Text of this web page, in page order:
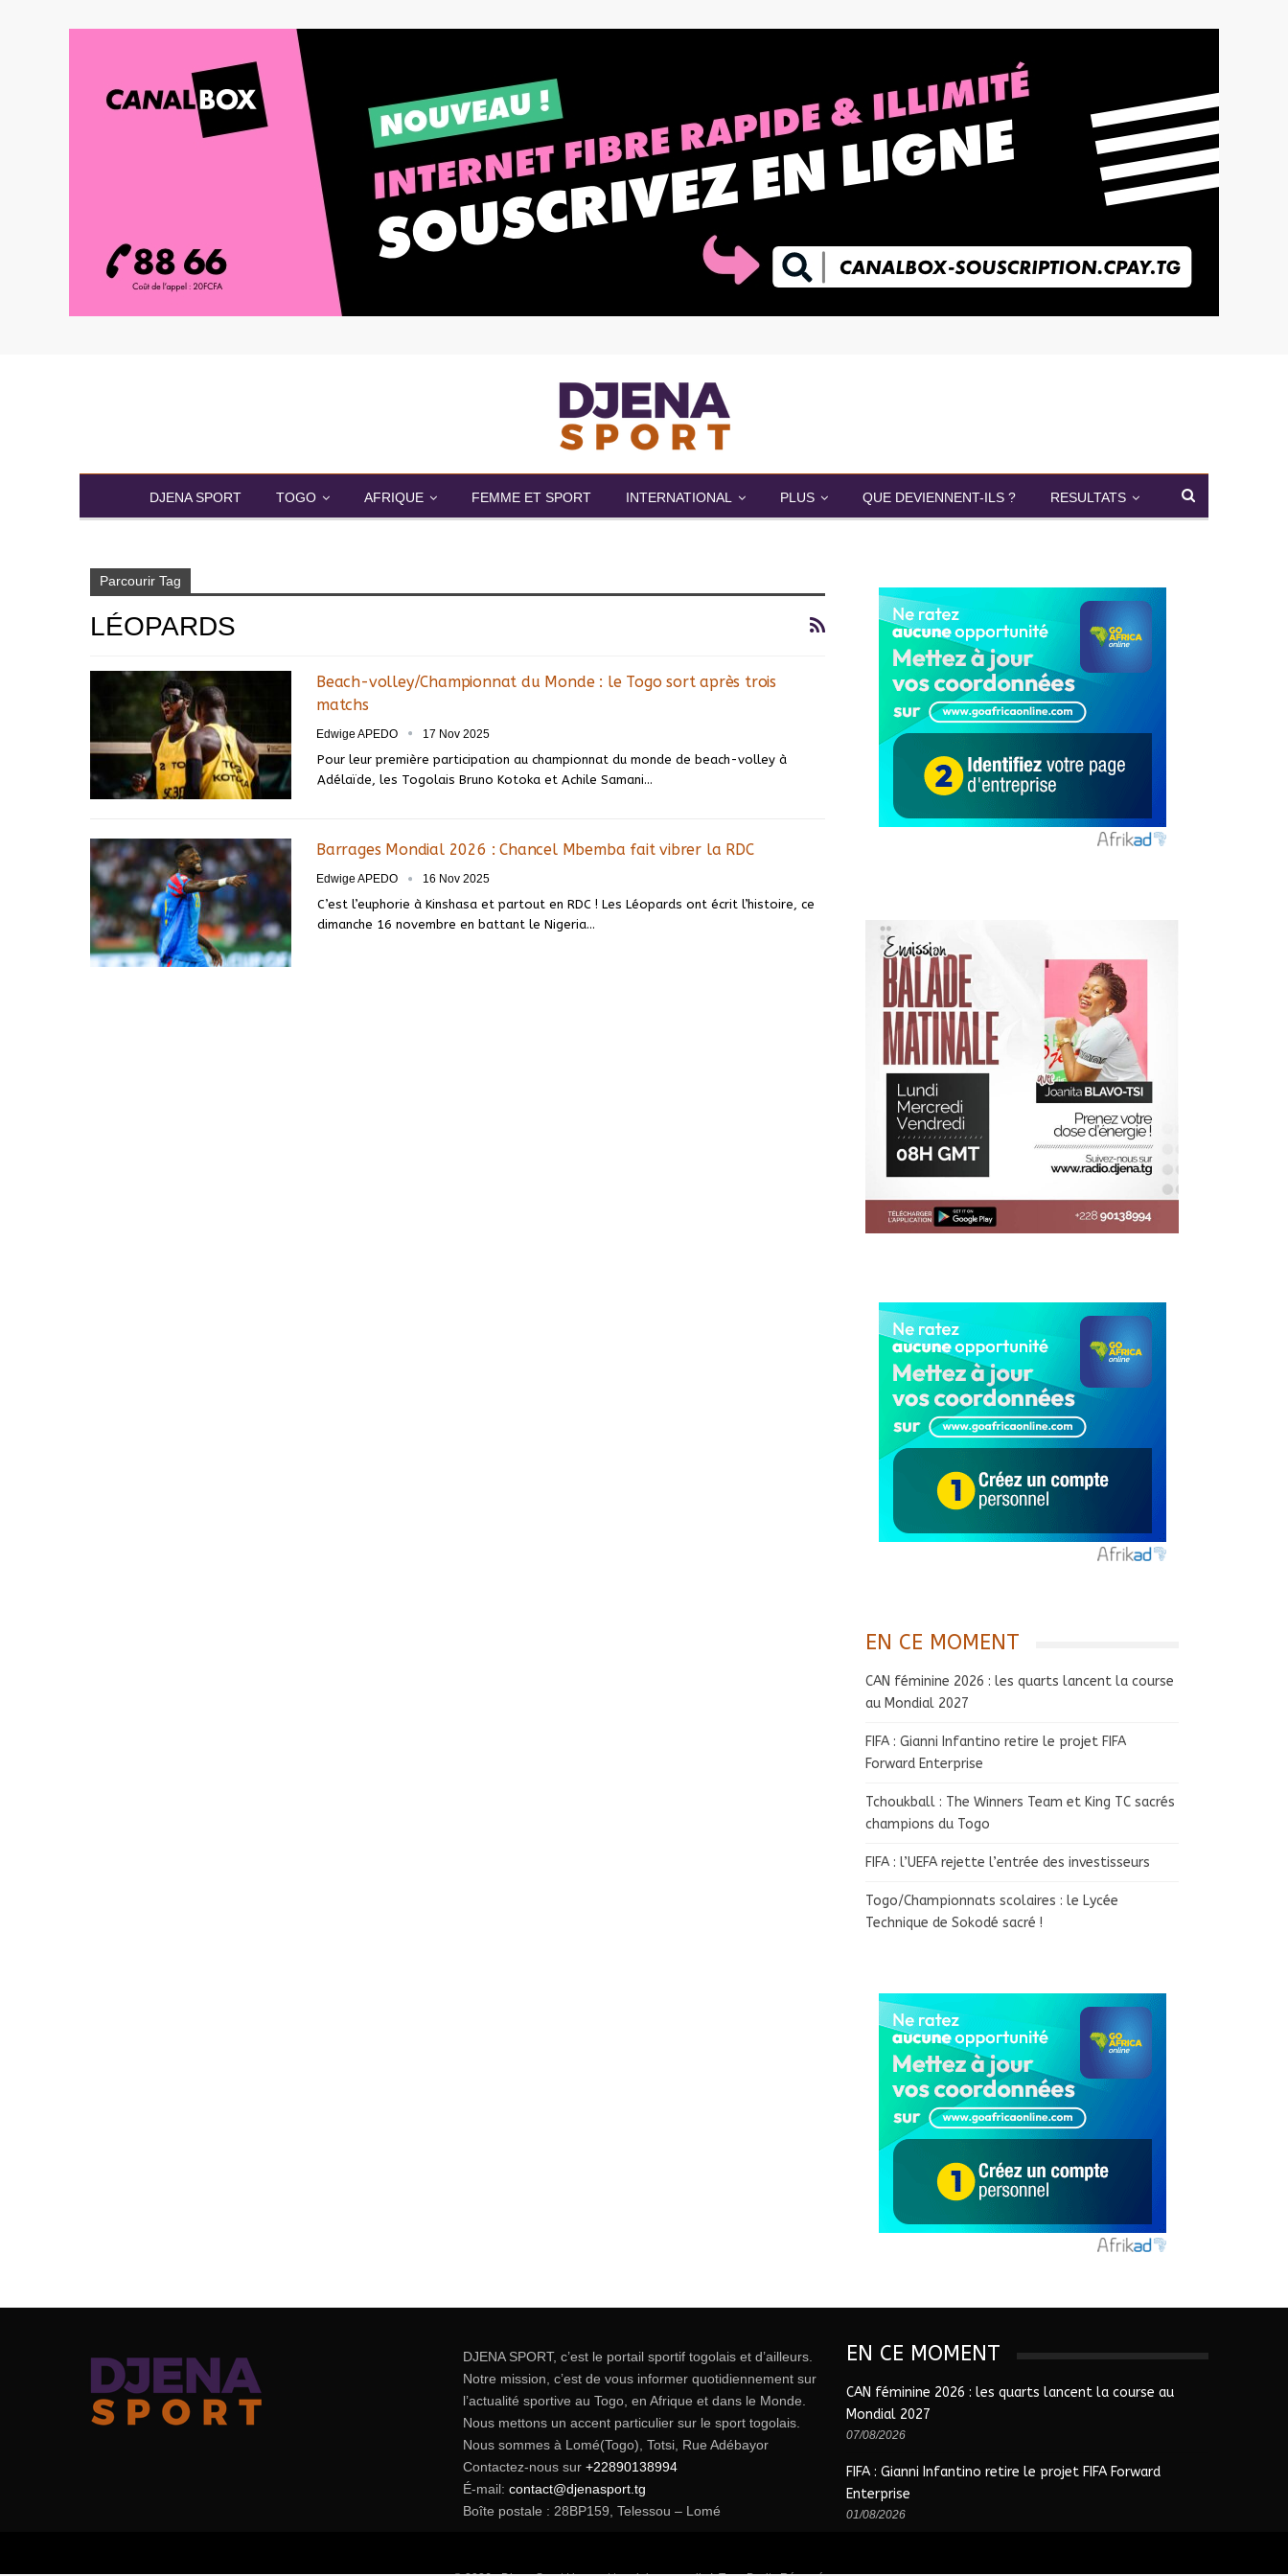
DJENA SPORT TOGO AFRIQUE FEMME ET SPORT INTERNATIONAL PLUS QUE DEVIENNENT-ILS ? RESULTATS
Parcourir Tag
LÉOPARDS
Beach-volley/Championnat du Monde : le Togo sort après trois
matchs
Edwige APEDO 17 Nov 2025
Pour leur première participation au championnat du monde de beach-volley à
Adélaïde, les Togolais Bruno Kotoka et Achile Samani…
Barrages Mondial 2026 : Chancel Mbemba fait vibrer la RDC
Edwige APEDO 16 Nov 2025
C’est l’euphorie à Kinshasa et partout en RDC ! Les Léopards ont écrit l’histoire, ce
dimanche 16 novembre en battant le Nigeria…
EN CE MOMENT
CAN féminine 2026 : les quarts lancent la course
au Mondial 2027
FIFA : Gianni Infantino retire le projet FIFA
Forward Enterprise
Tchoukball : The Winners Team et King TC sacrés
champions du Togo
FIFA : l’UEFA rejette l’entrée des investisseurs
Togo/Championnats scolaires : le Lycée
Technique de Sokodé sacré !
DJENA SPORT, c’est le portail sportif togolais et d’ailleurs.
Notre mission, c’est de vous informer quotidiennement sur
l’actualité sportive au Togo, en Afrique et dans le Monde.
Nous mettons un accent particulier sur le sport togolais.
Nous sommes à Lomé(Togo), Totsi, Rue Adébayor
Contactez-nous sur +22890138994
É-mail: contact@djenasport.tg
Boîte postale : 28BP159, Telessou – Lomé
EN CE MOMENT
CAN féminine 2026 : les quarts lancent la course au
Mondial 2027
07/08/2026
FIFA : Gianni Infantino retire le projet FIFA Forward
Enterprise
01/08/2026